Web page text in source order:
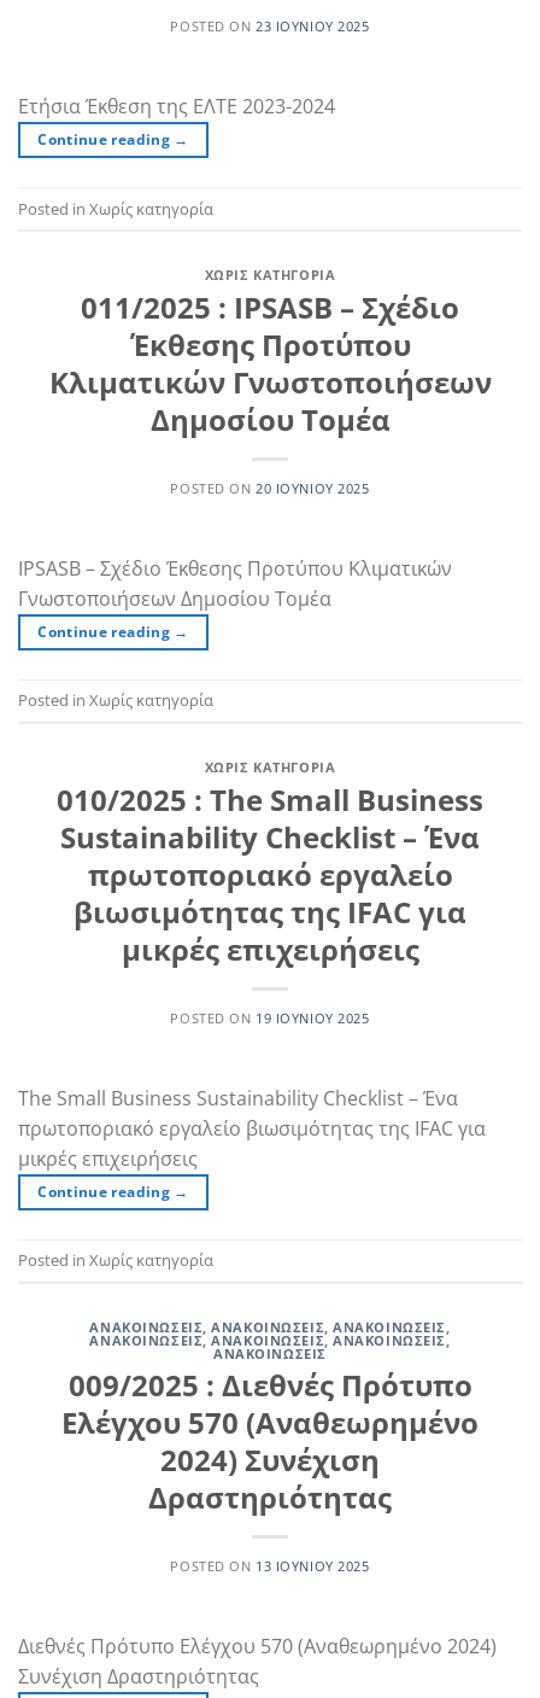
POSTED ON23 ΙΟΥΝΊΟΥ 2025
Ετήσια Έκθεση της ΕΛΤΕ 2023-2024
Continue reading →
Posted in Χωρίς κατηγορία
ΧΩΡΊΣ ΚΑΤΗΓΟΡΊΑ
011/2025 : IPSASB – Σχέδιο
Έκθεσης Προτύπου
Κλιματικών Γνωστοποιήσεων
Δημοσίου Τομέα
POSTED ON 20 ΙΟΥΝΊΟΥ 2025
IPSASB – Σχέδιο Έκθεσης Προτύπου Κλιματικών
Γνωστοποιήσεων Δημοσίου Τομέα
Continue reading →
Posted in Χωρίς κατηγορία
ΧΩΡΊΣ ΚΑΤΗΓΟΡΊΑ
010/2025 : The Small Business
Sustainability Checklist – Ένα
πρωτοποριακό εργαλείο
βιωσιμότητας της IFAC για
μικρές επιχειρήσεις
POSTED ON 19 ΙΟΥΝΊΟΥ 2025
The Small Business Sustainability Checklist – Ένα
πρωτοποριακό εργαλείο βιωσιμότητας της IFAC για
μικρές επιχειρήσεις
Continue reading →
Posted in Χωρίς κατηγορία
ΑΝΑΚΟΙΝΏΣΕΙΣ ,ΑΝΑΚΟΙΝΏΣΕΙΣ ,ΑΝΑΚΟΙΝΏΣΕΙΣ
ΑΝΑΚΟΙΝΏΣΕΙΣ,ΑΝΑΚΟΙΝΏΣΕΙΣ,ΑΝΑΚΟΙΝΏΣΕΙΣ,
ΑΝΑΚΟΙΝΏΣΕΙΣ
009/2025 : Διεθνές Πρότυπο
Ελέγχου 570 (Αναθεωρημένο
2024) Συνέχιση
Δραστηριότητας
POSTED ON 13 ΙΟΥΝΊΟΥ 2025
Διεθνές Πρότυπο Ελέγχου 570 (Αναθεωρημένο 2024)
Συνέχιση Δραστηριότητας